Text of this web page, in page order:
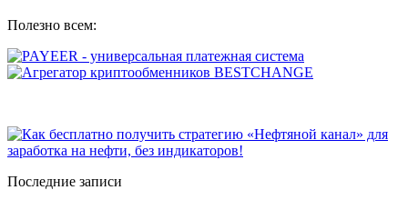
Полезно всем:
Последние записи